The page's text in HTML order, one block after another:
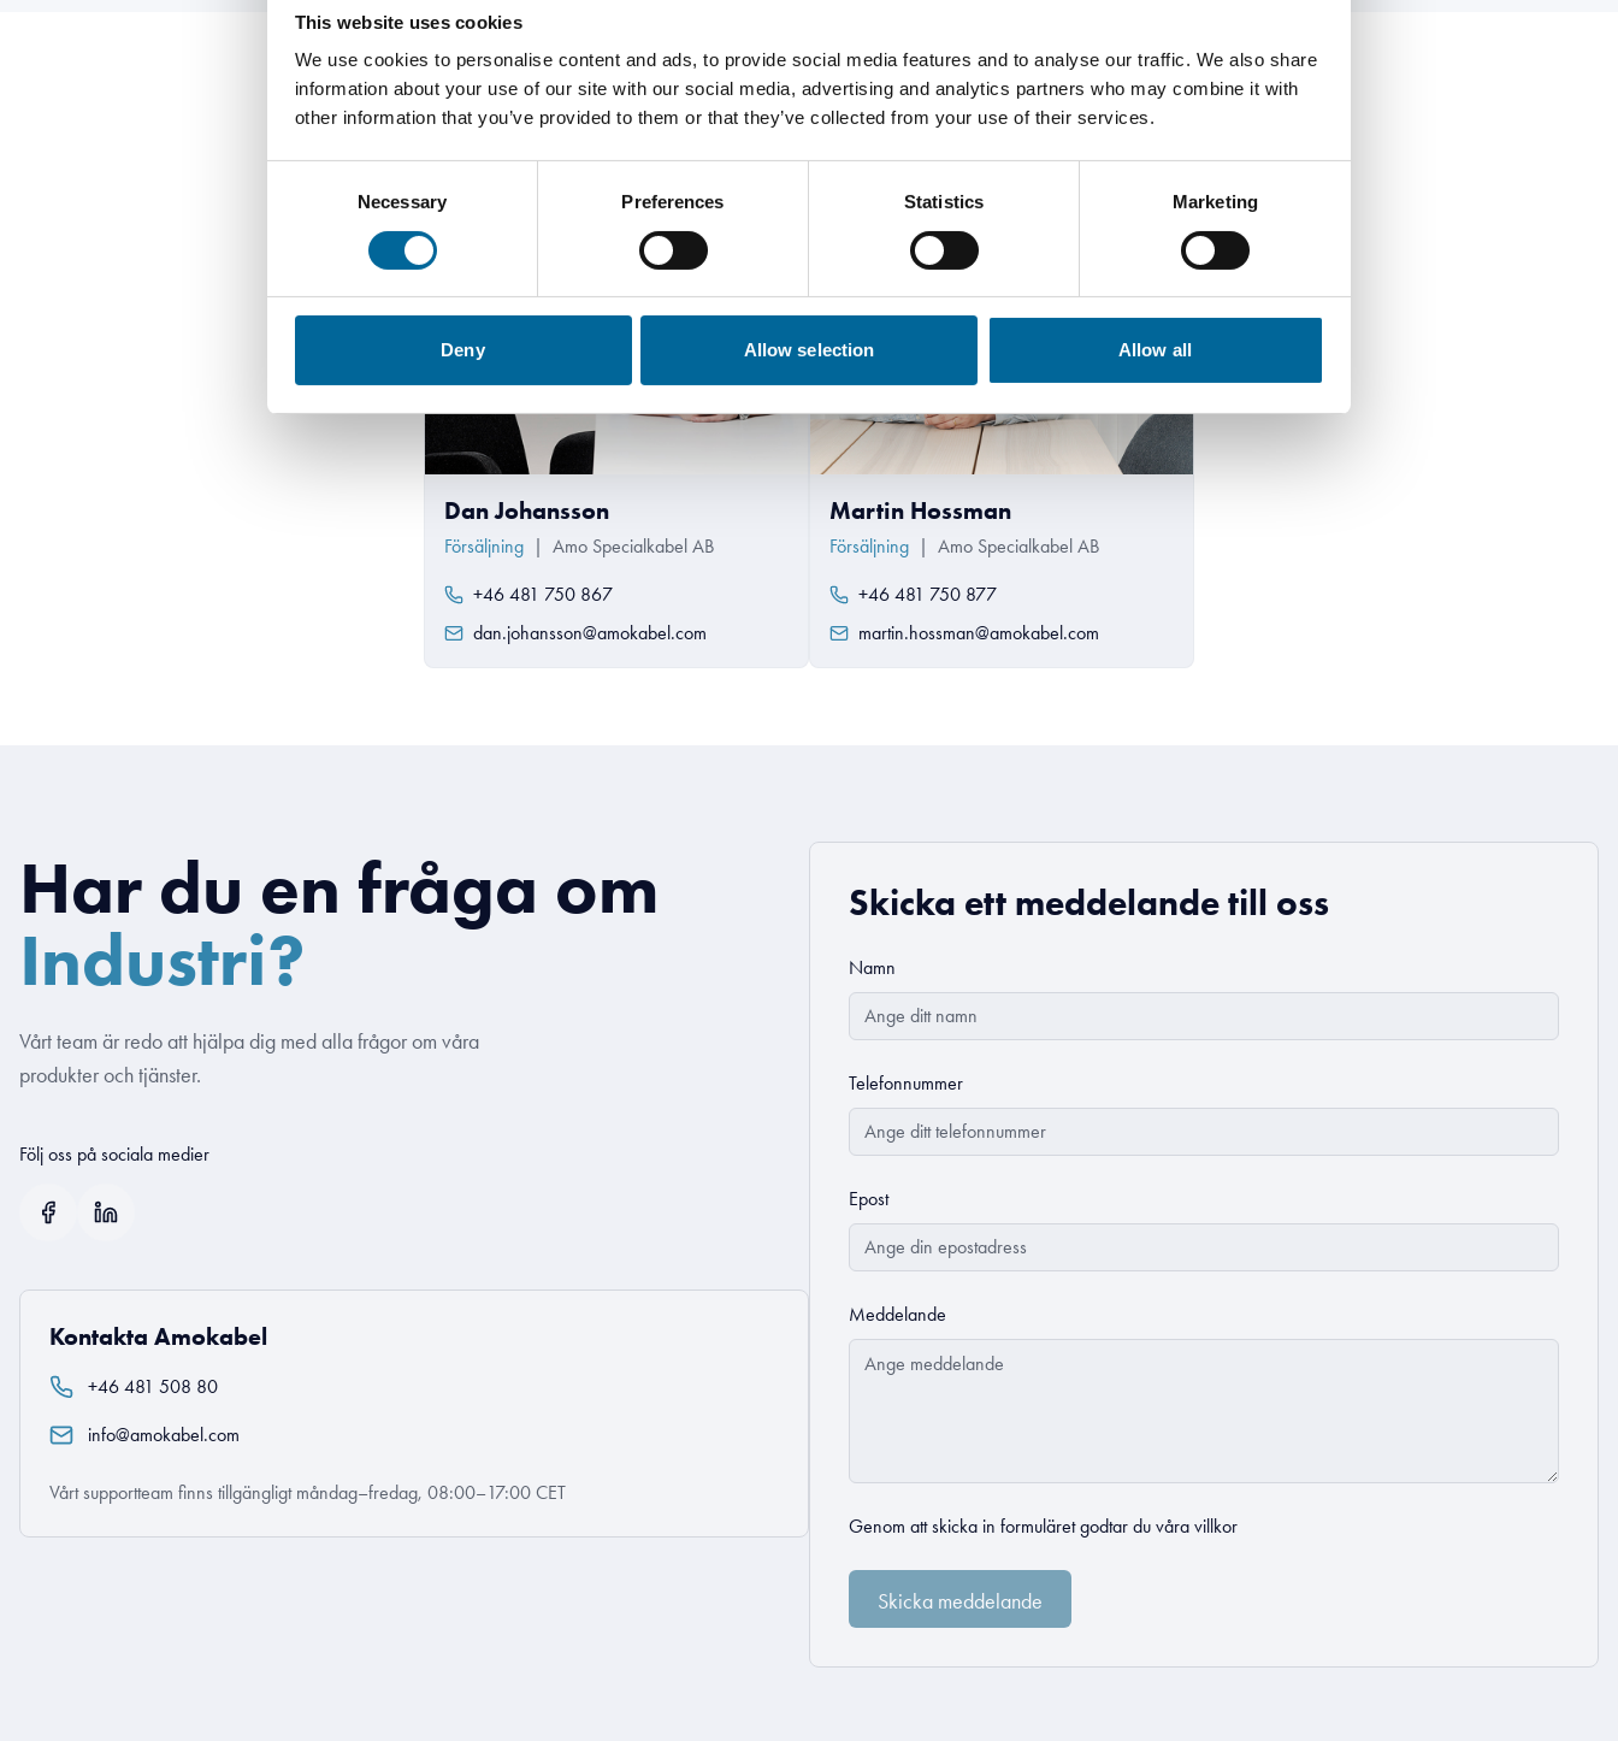
This website uses cookies
We use cookies to personalise content and ads, to provide social media features and to analyse our traffic. We also share
information about your use of our site with our social media, advertising and analytics partners who may combine it with
other information that you’ve provided to them or that they’ve collected from your use of their services.
Necessary Preferences Statistics Marketing
Deny Allow selection Allow all
Kontakta våra specialister
Dan Johansson
Försäljning | Amo Specialkabel AB
+46 481 750 867
dan.johansson@amokabel.com
Martin Hossman
Försäljning | Amo Specialkabel AB
+46 481 750 877
martin.hossman@amokabel.com
Har du en fråga om
Industri?
Vårt team är redo att hjälpa dig med alla frågor om våra
produkter och tjänster.
Följ oss på sociala medier
Kontakta Amokabel
+46 481 508 80
info@amokabel.com
Vårt supportteam finns tillgängligt måndag–fredag, 08:00–17:00 CET
Skicka ett meddelande till oss
Namn
Telefonnummer
Epost
Meddelande
Genom att skicka in formuläret godtar du våra villkor